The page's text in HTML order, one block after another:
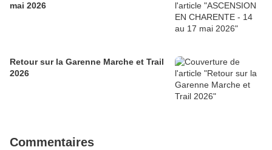
mai 2026
Retour sur la Garenne Marche et Trail
2026
Commentaires